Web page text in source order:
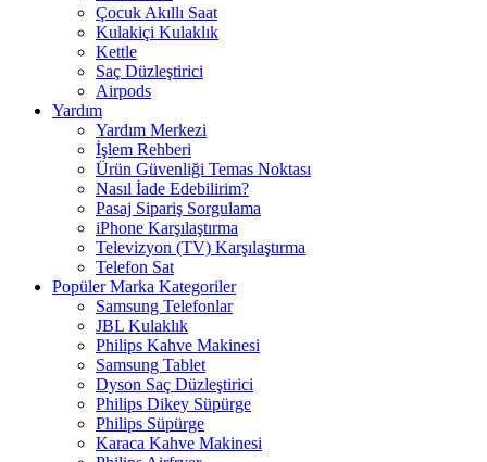
Çocuk Akıllı Saat
Kulakiçi Kulaklık
Kettle
Saç Düzleştirici
Airpods
Yardım
Yardım Merkezi
İşlem Rehberi
Ürün Güvenliği Temas Noktası
Nasıl İade Edebilirim?
Pasaj Sipariş Sorgulama
iPhone Karşılaştırma
Televizyon (TV) Karşılaştırma
Telefon Sat
Popüler Marka Kategoriler
Samsung Telefonlar
JBL Kulaklık
Philips Kahve Makinesi
Samsung Tablet
Dyson Saç Düzleştirici
Philips Dikey Süpürge
Philips Süpürge
Karaca Kahve Makinesi